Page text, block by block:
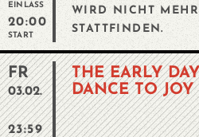
EINLASS
20:00
START
WIRD NICHT
STATTFINDEN.
FR
03.02.
23:59
THE EARLY
DANCE TO